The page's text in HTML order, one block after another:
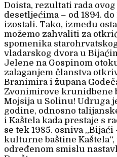
Doista, rezultati rada
desetljećima – od 1894.
izostali. Tako, između
možemo zahvaliti za
spomenika
vladarskog dvora u
Jelene na Gospinom
zalaganjem članstva
Branimira i župana
Zvonimirove krunidbene
Mojsija u Solinu! Udruga
godine, odnosno
i Kaštela kada prestaje s
se tek 1985. osniva
kulturne baštine
određenom smislu